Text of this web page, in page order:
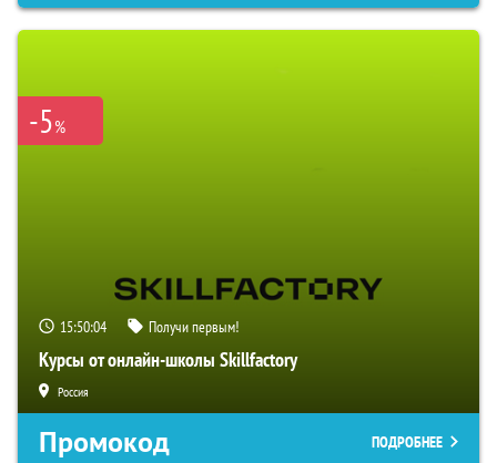
-5%
15:50:03 Получи первым!
Курсы от онлайн-школы Skillfactory
Россия
Промокод ПОДРОБНЕЕ